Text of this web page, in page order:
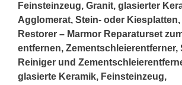
Feinsteinzeug, Granit, glasierter
Agglomerat, Stein- oder Kiesplatten,
Restorer – Marmor Reparaturset
entfernen, Zementschleierentferner,
Reiniger und
glasierte Keramik, Feinsteinzeug,